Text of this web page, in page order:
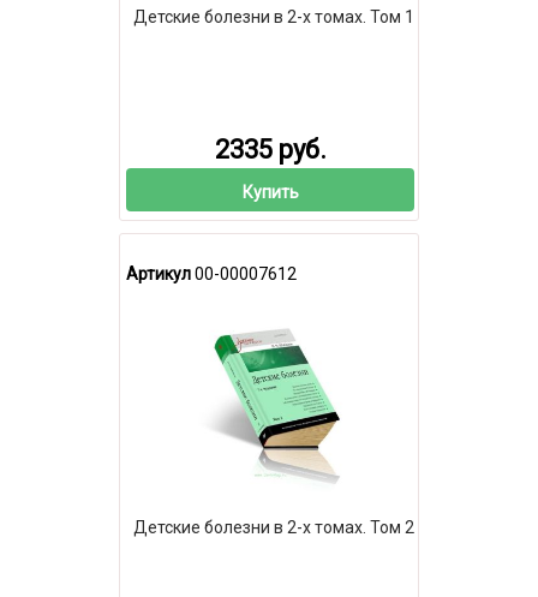
Детские болезни в 2-х томах. Том 1
2335 руб.
Купить
Артикул00-00007612
Детские болезни в 2-х томах. Том 2